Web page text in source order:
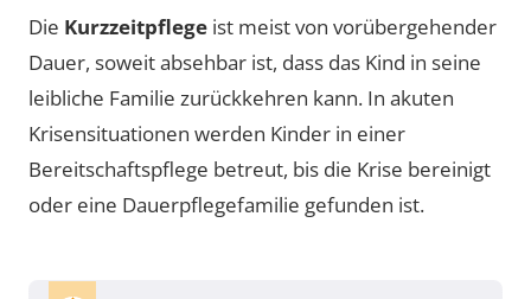
Die Kurzzeitpflege ist meist von vorübergehender
Dauer, soweit absehbar ist, dass das Kind in seine
leibliche Familie zurückkehren kann. In akuten
Krisensituationen werden Kinder in einer
Bereitschaftspflege betreut, bis die Krise bereinigt
oder eine Dauerpflegefamilie gefunden ist.